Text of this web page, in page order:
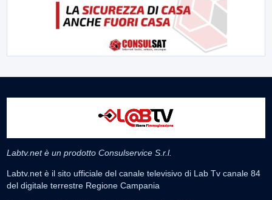
Labtv.net è un prodotto Consulservice S.r.l.
Labtv.net è il sito ufficiale del canale televisivo di Lab Tv canale 84
del digitale terrestre Regione Campania